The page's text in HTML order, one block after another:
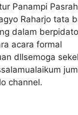
Panampi
Raharjo tata
dalam
acara formal
dllsemoga
channel.